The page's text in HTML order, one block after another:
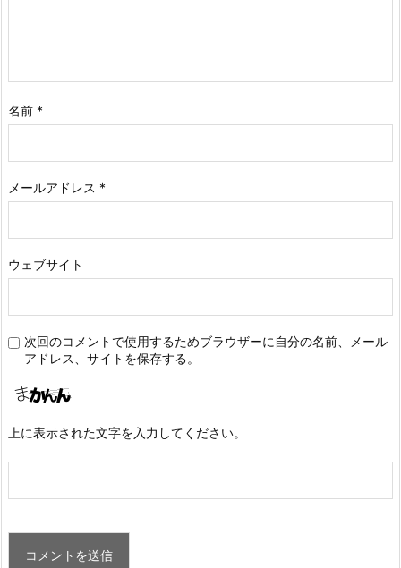
名前 *
メールアドレス *
ウェブサイト
次回のコメントで使用するためブラウザーに自分の名前、メール
アドレス、サイトを保存する。
上に表示された文字を入力してください。